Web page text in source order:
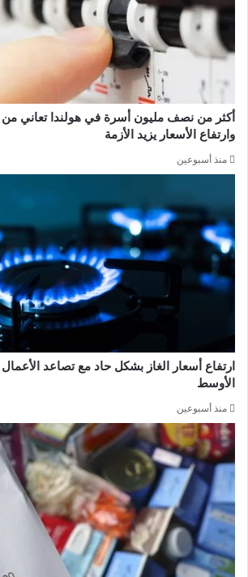
أكثر من نصف مليون أسرة في هولندا تعاني من
وارتفاع الأسعار يزيد الأزمة
منذ أسبوعين
ارتفاع أسعار الغاز بشكل حاد مع تصاعد
الأوسط
منذ أسبوعين